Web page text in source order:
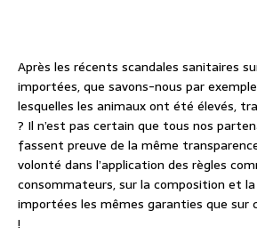
Après les récents scandales sanitaires
importées, que savons-nous par
lesquelles les animaux ont été élevés,
? Il n’est pas certain que tous nos
fassent preuve de la même
volonté dans l’application des règles
consommateurs, sur la composition et
importées les mêmes garanties que sur
!